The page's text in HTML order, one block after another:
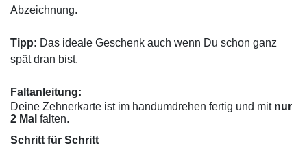
Abzeichnung.
Tipp: Das ideale Geschenk auch wenn Du schon ganz
spät dran bist.
Faltanleitung:
Deine Zehnerkarte ist im handumdrehen fertig und mit nur
2 Mal falten.
Schritt für Schritt